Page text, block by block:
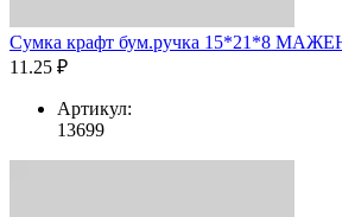
Сумка крафт бум.ручка 15*21*8
11.25 ₽
Артикул:
13699